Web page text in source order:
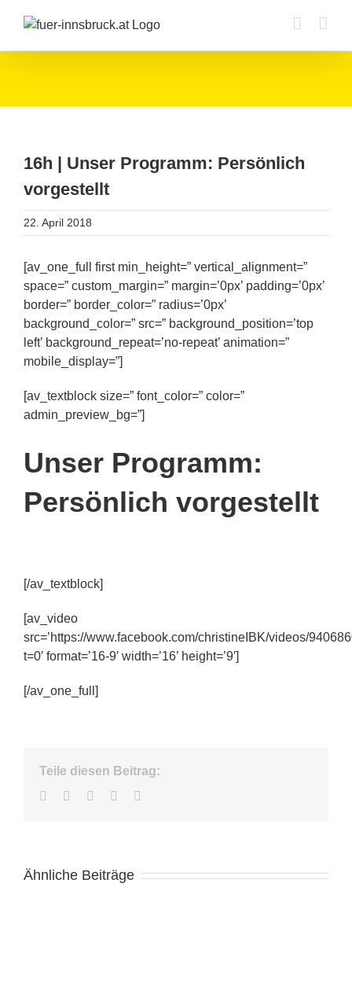
Inhalt
16h | Unser Programm: Persönlich
vorgestellt
22. April 2018
[av_one_full first min_height=” vertical_alignment=”
space=” custom_margin=” margin=’0px’ padding=’0px’
border=” border_color=” radius=’0px’
background_color=” src=” background_position=’top
left’ background_repeat=’no-repeat’ animation=”
mobile_display=”]
[av_textblock size=” font_color=” color=”
admin_preview_bg=”]
Unser Programm:
Persönlich vorgestellt
[/av_textblock]
[av_video
src=’https://www.facebook.com/christineIBK/videos/
t=0′ format=’16-9′ width=’16’ height=’9′]
[/av_one_full]
Teile diesen Beitrag:
Facebook
TwitterLinkedInWhatsApp
Ähnliche Beiträge